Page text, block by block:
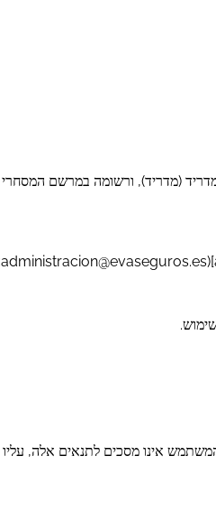
אינו מסכים לתנאים אלה,